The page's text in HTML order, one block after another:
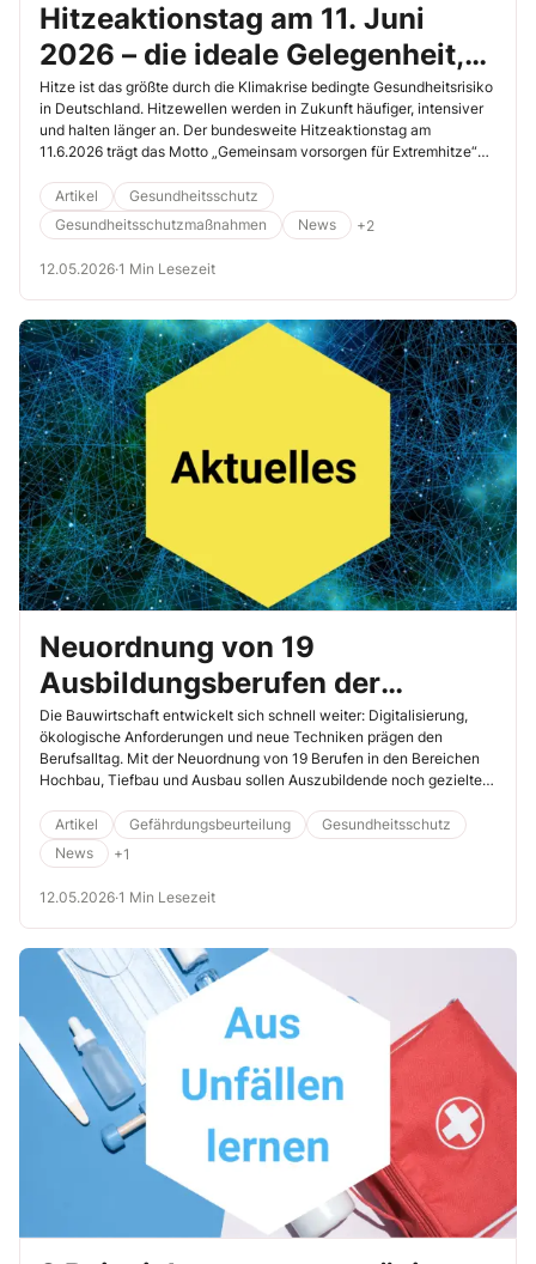
Hitzeaktionstag am 11. Juni
2026 – die ideale Gelegenheit,
über nötigen Schutz
aufzuklären
Hitze ist das größte durch die Klimakrise bedingte Gesundheitsrisiko
in Deutschland. Hitzewellen werden in Zukunft häufiger, intensiver
und halten länger an. Der bundesweite Hitzeaktionstag am
11.6.2026 trägt das Motto „Gemeinsam vorsorgen für Extremhitze“
zu stärken. Machen Sie mit und nutzen Sie die bereitstehenden
Informationsmaterialien, um Ihre Kollegen für Hitzebelastungen zu
sensibilisieren.
Artikel
Gesundheitsschutz
Gesundheitsschutzmaßnahmen
News +2
12.05.2026·1 Min Lesezeit
Neuordnung von 19
Ausbildungsberufen der
Bauwirtschaft tritt am 1. August
2026 in Kraft
Die Bauwirtschaft entwickelt sich schnell weiter: Digitalisierung,
ökologische Anforderungen und neue Techniken prägen den
Berufsalltag. Mit der Neuordnung von 19 Berufen in den Bereichen
Hochbau, Tiefbau und Ausbau sollen Auszubildende noch gezielter
Erfahren Sie hier, welcher Handlungsbedarf daraus resultiert.
Artikel Gefährdungsbeurteilung
Gesundheitsschutz
News
+1
12.05.2026·1 Min Lesezeit